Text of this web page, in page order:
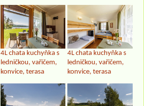
4L chata kuchyňka s
ledničkou, vařičem,
konvice, terasa
4L chata kuchyňka s
ledničkou, vařičem,
konvice, terasa